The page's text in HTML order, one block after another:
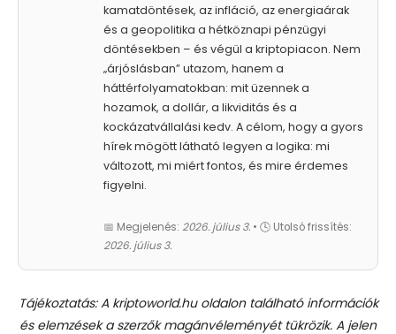
kamatdöntések, az infláció, az energiaárak
és a geopolitika a hétköznapi pénzügyi
döntésekben – és végül a kriptopiacon. Nem
„árjóslásban” utazom, hanem a
háttérfolyamatokban: mit üzennek a
hozamok, a dollár, a likviditás és a
kockázatvállalási kedv. A célom, hogy a gyors
hírek mögött látható legyen a logika: mi
változott, mi miért fontos, és mire érdemes
figyelni.
📅 Megjelenés: 2026. július 3. • 🕓 Utolsó frissítés:
2026. július 3.
Tájékoztatás: A kriptoworld.hu oldalon található információk
és elemzések a szerzők magánvéleményét tükrözik. A jelen